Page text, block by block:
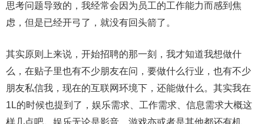
思考问题导致的，我经常会因为员工的工作能力而感到焦
虑，但是已经开弓了，就没有回头箭了。
其实原则上来说，开始招聘的那一刻，我才知道我想做什
么，在贴子里也有不少朋友在问，要做什么行业，也有不少
朋友私信我，现在的互联网环境下，还能做什么。其实我在
1L的时候也提到了，娱乐需求、工作需求、信息需求大概这
样几点吧。娱乐无论是影音、游戏亦或者是其他都还有机